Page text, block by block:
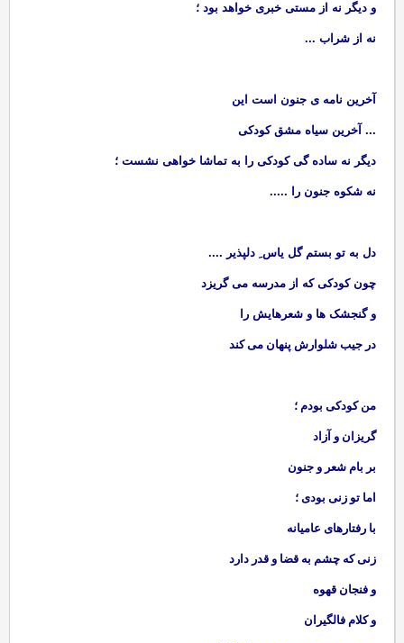
و دیگر نه از مستی خبری خواهد بود ؛
نه از شراب ...
آخرین نامه ی جنون است این
... آخرین سیاه مشق کودکی
دیگر نه ساده گی کودکی را به تماشا خواهی نشست ؛
نه شکوه جنون را .....
دل به تو بستم گل یاس ِ دلپذیر ....
چون کودکی که از مدرسه می گریزد
و گنجشک ها و شعرهایش را
در جیب شلوارش پنهان می کند
من کودکی بودم ؛
گریزان و آزاد
بر بام شعر و جنون
اما تو زنی بودی ؛
با رفتارهای عامیانه
زنی که چشم به قضا و قدر دارد
و فنجان قهوه
و کلام فالگیران